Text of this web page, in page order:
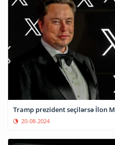
Tramp prezident seçilərsə İlon
20-08-2024